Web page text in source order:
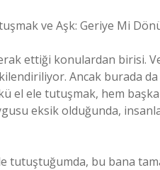
ve Aşk: Geriye Mi
ettiği konulardan birisi.
Ancak burada
el ele tutuşmak, hem
eksik olduğunda,
tutuştuğumda, bu bana